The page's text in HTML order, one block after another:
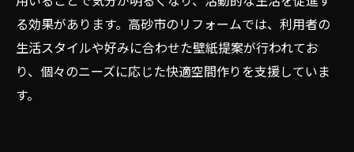
る効果があります。高砂市のリフォームでは、利用者の
生活スタイルや好みに合わせた壁紙提案が行われてお
り、個々のニーズに応じた快適空間作りを支援していま
す。